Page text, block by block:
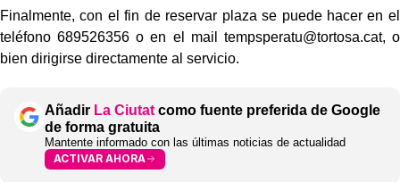
Finalmente, con el fin de reservar plaza se puede hacer en el
teléfono 689526356 o en el mail tempsperatu@tortosa.cat, o
bien dirigirse directamente al servicio.
Añadir La Ciutat como fuente preferida de Google
de forma gratuita
Mantente informado con las últimas noticias de actualidad
ACTIVAR AHORA